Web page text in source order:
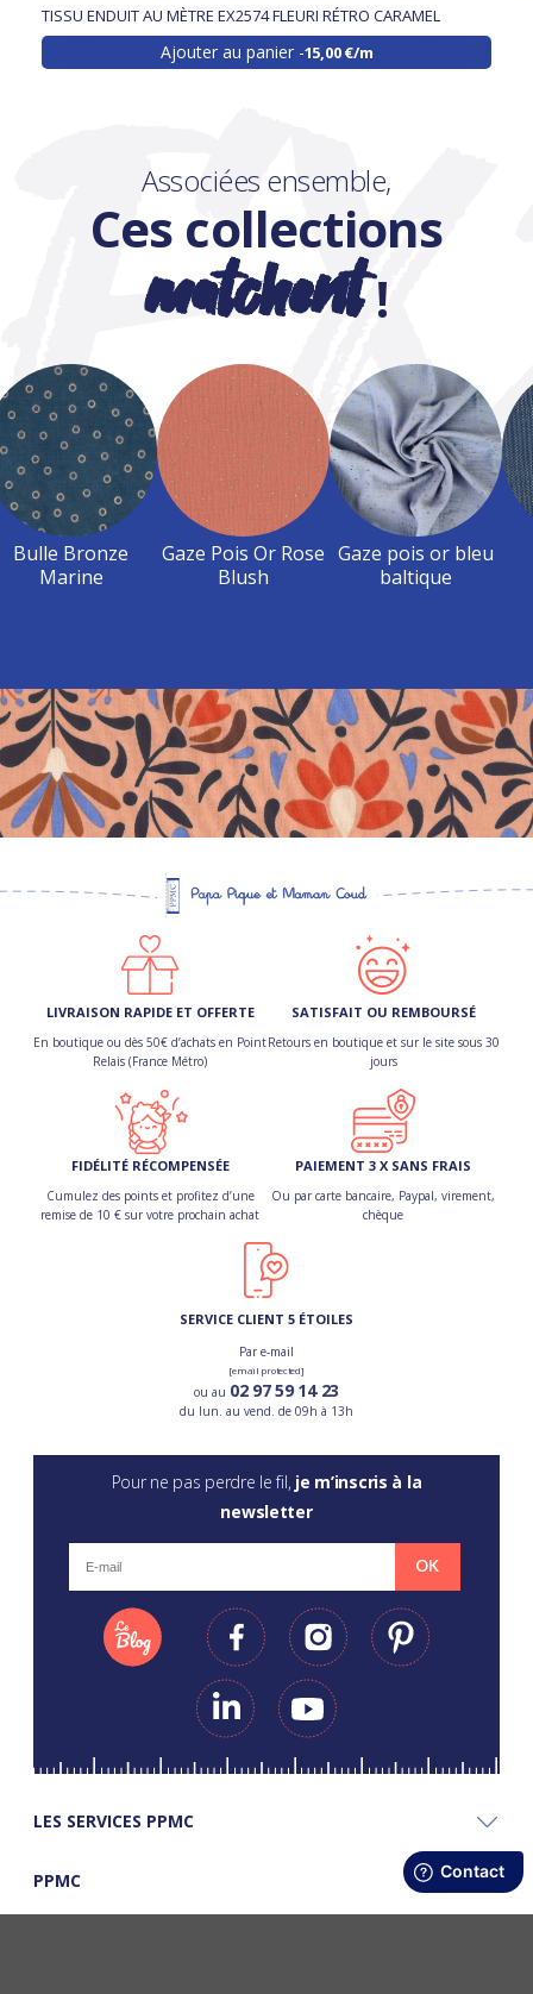
Associées ensemble,
Ces collections
matchent!
Bulle Bronze
Marine
Gaze Pois Or Rose
Blush
Gaze pois or bleu
baltique
TISSU ENDUIT AU MÈTRE EX2574 FLEURI RÉTRO CARAMEL
Ajouter au panier 15,00 €/m
LIVRAISON RAPIDE ET OFFERTE
En boutique ou dès 50€ d’achats en Point
Relais (France Métro)
SATISFAIT OU REMBOURSÉ
Retours en boutique et sur le site sous 30
jours
FIDÉLITÉ RÉCOMPENSÉE
Cumulez des points et profitez d’une
remise de 10 € sur votre prochain achat
PAIEMENT 3 X SANS FRAIS
Ou par carte bancaire, Paypal, virement,
chèque
SERVICE CLIENT 5 ÉTOILES
Par e-mail
[email protected]
ou au 02 97 59 14 23
du lun. au vend. de 09h à 13h
Pour ne pas perdre le fil, je m’inscris à la
newsletter
OK
LES SERVICES PPMC
PPMC